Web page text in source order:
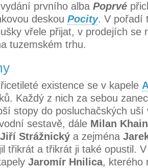
prvního alba Poprvé
deskou Pocity. V pořadí
vřele přijat, v prodejích se
tuzemském trhu.
existence se v kapele
Každý z nich za sebou
stopy do posluchačských
sestavě, dále Milan Khain
Jiří Strážnický a zejména
třikrát a třikrát ji také opustil.
Jaromír Hnilica, kterého